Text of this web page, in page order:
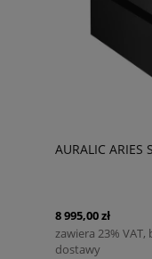
AURALIC ARIES
8 995,00 zł
zawiera 23%
dostawy